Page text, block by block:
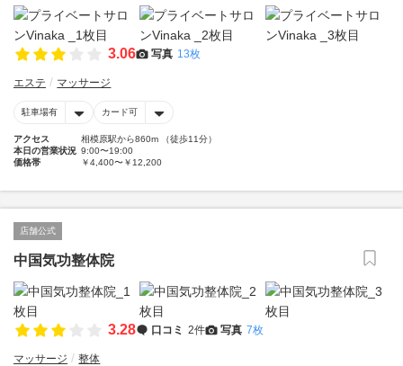
3.06 写真 13枚
エステ マッサージ
駐車場有 カード可
アクセス
相模原駅から860m （徒歩11分）
本日の営業状況 9:00〜19:00
価格帯
￥4,400〜￥12,200
店舗公式
中国気功整体院
3.28 口コミ 2件 写真 7枚
マッサージ 整体